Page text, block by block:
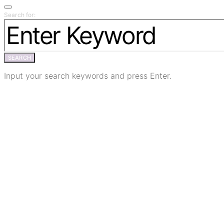
Search for:
SEARCH
Input your search keywords and press Enter.